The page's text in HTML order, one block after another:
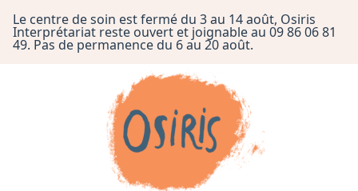
Le centre de soin est fermé du 3 au 14 août, Osiris
Interprétariat reste ouvert et joignable au 09 86 06 81
49. Pas de permanence du 6 au 20 août.